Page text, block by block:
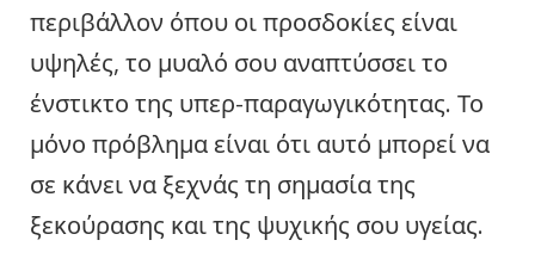
περιβάλλον όπου οι προσδοκίες είναι
υψηλές, το μυαλό σου αναπτύσσει το
ένστικτο της υπερ-παραγωγικότητας. Το
μόνο πρόβλημα είναι ότι αυτό μπορεί να
σε κάνει να ξεχνάς τη σημασία της
ξεκούρασης και της ψυχικής σου υγείας.